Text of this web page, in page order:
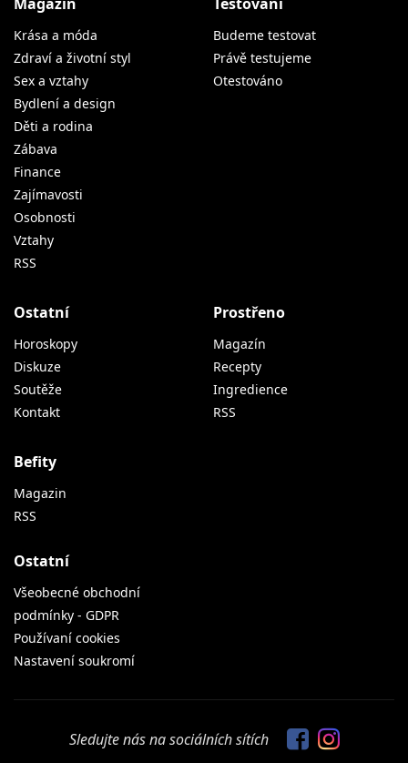
Krása a móda
Zdraví a životní styl
Sex a vztahy
Bydlení a design
Děti a rodina
Zábava
Finance
Zajímavosti
Osobnosti
Vztahy
RSS
Budeme testovat
Právě testujeme
Otestováno
Ostatní
Horoskopy
Diskuze
Soutěže
Kontakt
Prostřeno
Magazín
Recepty
Ingredience
RSS
Befity
Magazin
RSS
Ostatní
Všeobecné obchodní
podmínky - GDPR
Používaní cookies
Nastavení soukromí
Sledujte nás na sociálních sítích